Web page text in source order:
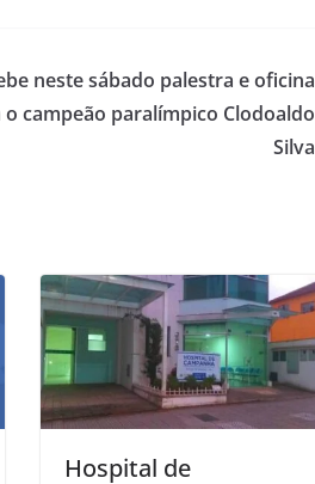
neste sábado palestra e oficina
campeão paralímpico Clodoaldo
Silva
Hospital de